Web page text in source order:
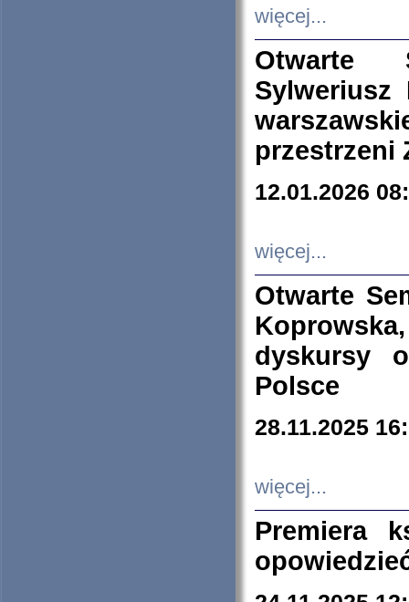
więcej...
Otwarte
Sylweriusz
przestrzeni
12.01.2026
więcej...
Otwarte
dyskursy
Polsce
28.11.2025
więcej...
Premiera